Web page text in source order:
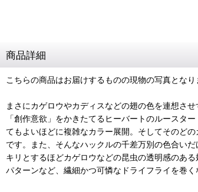
商品詳細
こちらの商品はお届けするものの現物の写真となり
まさにカゲロウやカディスなどの翅の色を連想さ
「創作意欲」をかきたてるヒーバートのルースタ
てもよいほどに複雑なカラー展開。そしてそのど
です。また、そんなハックルの千差万別の色合い
キリとするほどカゲロウなどの昆虫の透明感のあ
パターンなど、繊細かつ可憐なドライフライを巻